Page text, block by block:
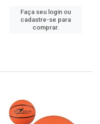
Faça seu login ou
cadastre-se para
comprar.